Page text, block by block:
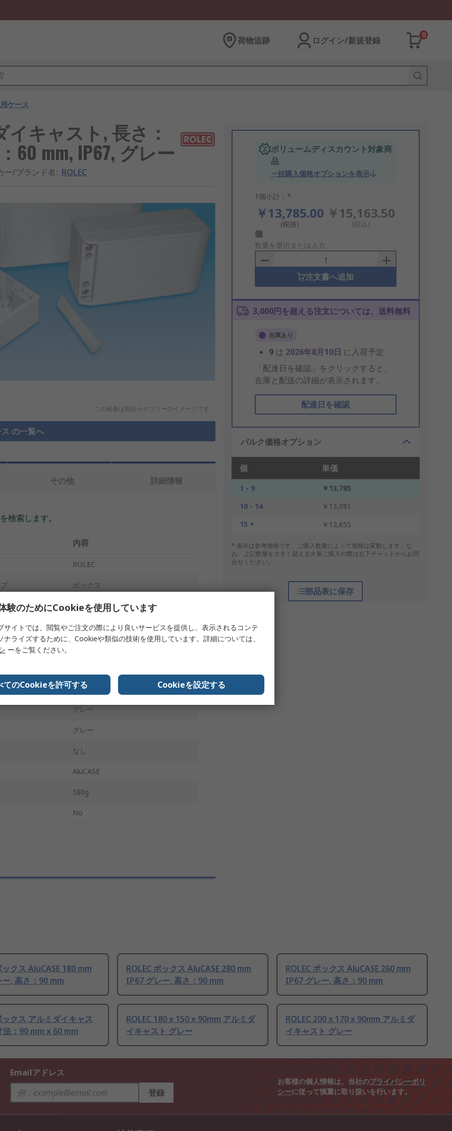
荷物追跡 ログイン/新規登録
0
ケース
イキャスト, 長さ：
60 mm, IP67, グレー
ー/ブランド名: ROLEC
この画像は商品カテゴリーのイメージです。
の一覧へ
ボリュームディスカウント対象商
品
一括購入価格オプションを表示
1個小計：*
￥13,785.00
(税抜)
￥15,163.50
(税込)
Add
to
Basket
個
数量を選択または入力
注文書へ追加
3,000円を超える注文については、送料無料
在庫あり
9 は 2026年8月10日 に入荷予定
「配達日を確認」をクリックすると、
在庫と配送の詳細が表示されます。
配達日を確認
バルク価格オプション
個 単価
1 - 9
￥13,785
10 - 14
￥13,091
15 +
￥12,655
* 表示は参考価格です。ご購入数量によって価格は変動します。な
お、上記数量を大きく超える大量ご購入の際は右下チャットからお問
合せください。
部品表に保存
その他 詳細情報
検索します。
内容
ROLEC
ボックス
アルミダイキャスト
60mm
IP67
グレー
グレー
なし
AluCASE
580g
No
ックス AluCASE 180 mm
, 高さ：90 mm
ROLEC ボックス AluCASE 280 mm
IP67 グレー, 高さ：90 mm
ROLEC ボックス AluCASE 260 mm
IP67 グレー, 高さ：90 mm
ックス アルミダイキャス
法：90 mm x 60 mm
ROLEC 180 x 150 x 90mm アルミダ
イキャスト グレー
ROLEC 200 x 170 x 90mm アルミダ
イキャスト グレー
Emailアドレス
登録
お客様の個人情報は、当社のプライバシーポリ
シーに従って慎重に取り扱いを行います。
験のためにCookieを使用しています
サイトでは、閲覧やご注文の際により良いサービスを提供し、表示されるコンテ
ナライズするために、Cookieや類似の技術を使用しています。詳細については、
ーをご覧ください。
てのCookieを許可する Cookieを設定する